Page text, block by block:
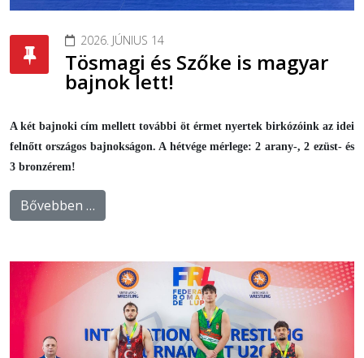
2026. JÚNIUS 14
Tösmagi és Szőke is magyar
bajnok lett!
A két bajnoki cím mellett további öt érmet nyertek birkózóink az idei
felnőtt országos bajnokságon. A hétvége mérlege: 2 arany-, 2 ezüst- és
3 bronzérem!
Bővebben …